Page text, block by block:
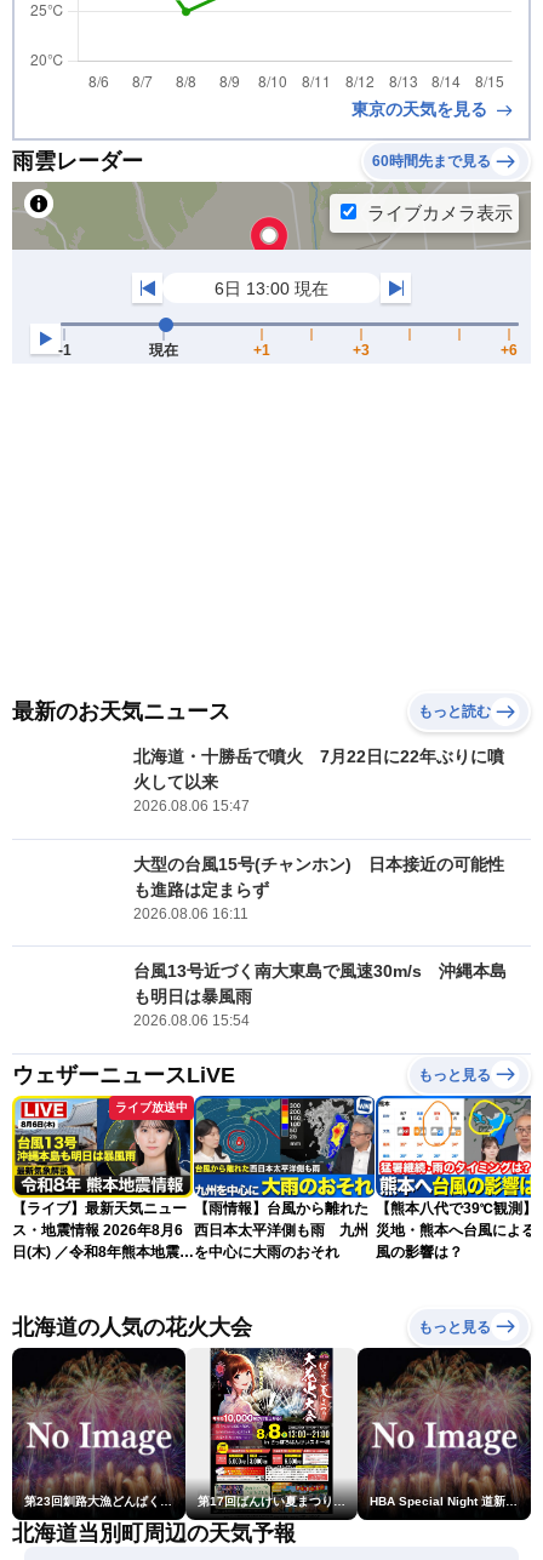
東京の天気を見る
雨雲レーダー 60時間先まで見る
最新のお天気ニュース もっと読む
北海道・十勝岳で噴火 7月22日に22年ぶりに噴
火して以来
2026.08.06 15:47
大型の台風15号(チャンホン) 日本接近の可能性
も進路は定まらず
2026.08.06 16:11
台風13号近づく南大東島で風速30m/s 沖縄本島
も明日は暴風雨
2026.08.06 15:54
ウェザーニュースLiVE もっと見る
ライブ放送中
【ライブ】最新天気ニュー
ス・地震情報 2026年8月6
日(木) ／令和8年熊本地震情
LiVEムーン・駒木結衣／本
田竜也〉
【雨情報】台風から離れた
西日本太平洋側も雨 九州
を中心に大雨のおそれ
【熊本八代で39℃観測】
災地・熊本へ台風による
風の影響は？
北海道の人気の花火大会 もっと見る
第23回釧路大漁どんぱく花火大会 ～道新・光と音のファンタジー～ 第17回ばんけい夏まつり大花火大会 HBA Special Night 道新・秋華火（はなび）
北海道当別町周辺の天気予報